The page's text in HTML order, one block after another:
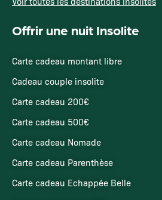
Offrir une nuit Insolite
Carte cadeau montant libre
Cadeau couple insolite
Carte cadeau 200€
Carte cadeau 500€
Carte cadeau Nomade
Carte cadeau Parenthèse
Carte cadeau Echappée Belle